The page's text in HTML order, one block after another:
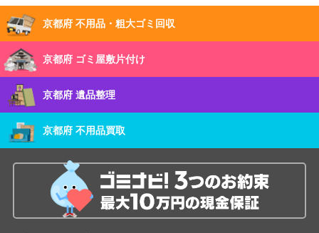
京都府 不用品・粗大ゴミ回収
京都府 ゴミ屋敷片付け
京都府 遺品整理
京都府 不用品買取